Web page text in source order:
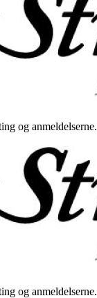
og anmeldelserne.
og anmeldelserne.